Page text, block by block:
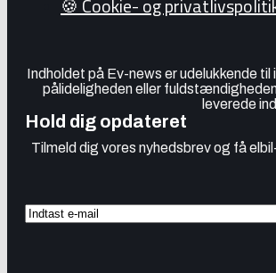
Indholdet på Ev-news er udelukkende
pålideligheden eller
leverede
Hold dig opdateret
Tilmeld dig vores nyhedsbrev og få